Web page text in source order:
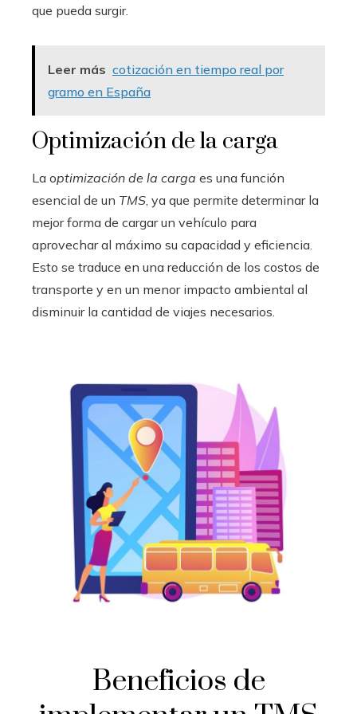
que pueda surgir.
Leer más cotización en tiempo real por
gramo en España
Optimización de la carga
La optimización de la carga es una función
esencial de un TMS, ya que permite determinar la
mejor forma de cargar un vehículo para
aprovechar al máximo su capacidad y eficiencia.
Esto se traduce en una reducción de los costos de
transporte y en un menor impacto ambiental al
disminuir la cantidad de viajes necesarios.
Beneficios de